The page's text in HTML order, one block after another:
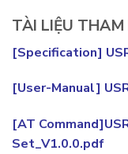
TÀI LIỆU THAM
[Specification]
[User-Manual]
[AT
Set_V1.0.0.pdf